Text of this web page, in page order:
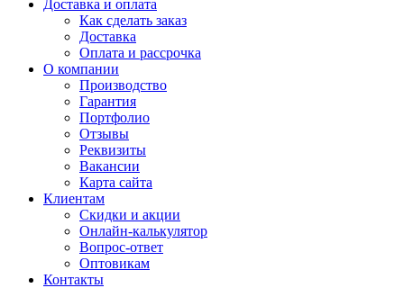
Доставка и оплата
Как сделать заказ
Доставка
Оплата и рассрочка
О компании
Производство
Гарантия
Портфолио
Отзывы
Реквизиты
Вакансии
Карта сайта
Клиентам
Скидки и акции
Онлайн-калькулятор
Вопрос-ответ
Оптовикам
Контакты